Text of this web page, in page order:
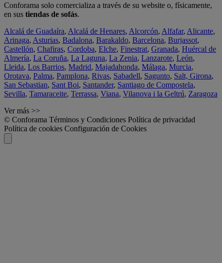
Conforama solo comercializa a través de su website o, físicamente,
en sus tiendas de sofás.
Alcalá de Guadaíra, Alcalá de Henares, Alcorcón, Alfafar, Alicante,
Arinaga, Asturias, Badalona, Barakaldo, Barcelona, Burjassot,
Castellón, Chafiras, Cordoba, Elche, Finestrat, Granada, Huércal de
Almería, La Coruña, La Laguna, La Zenia, Lanzarote, León,
Lleida, Los Barrios, Madrid, Majadahonda, Málaga, Murcia,
Orotava, Palma, Pamplona, Rivas, Sabadell, Sagunto, Salt, Girona,
San Sebastian, Sant Boi, Santander, Santiago de Compostela,
Sevilla, Tamaraceite, Terrassa, Viana, Vilanova i la Geltrú, Zaragoza
Ver más >>
© Conforama Términos y Condiciones Política de privacidad
Política de cookies Configuración de Cookies